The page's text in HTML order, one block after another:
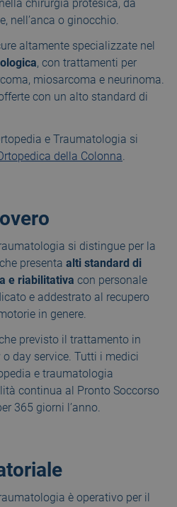
chirurgia protesica, da
nell’anca o ginocchio.
altamente specializzate nel
, con trattamenti per
miosarcoma e neurinoma.
con un alto standard di
e Traumatologia si
della Colonna.
si distingue per la
presenta alti standard di
e riabilitativa con personale
e addestrato al recupero
in genere.
previsto il trattamento in
day service. Tutti i medici
e traumatologia
continua al Pronto Soccorso
365 giorni l’anno.
è operativo per il